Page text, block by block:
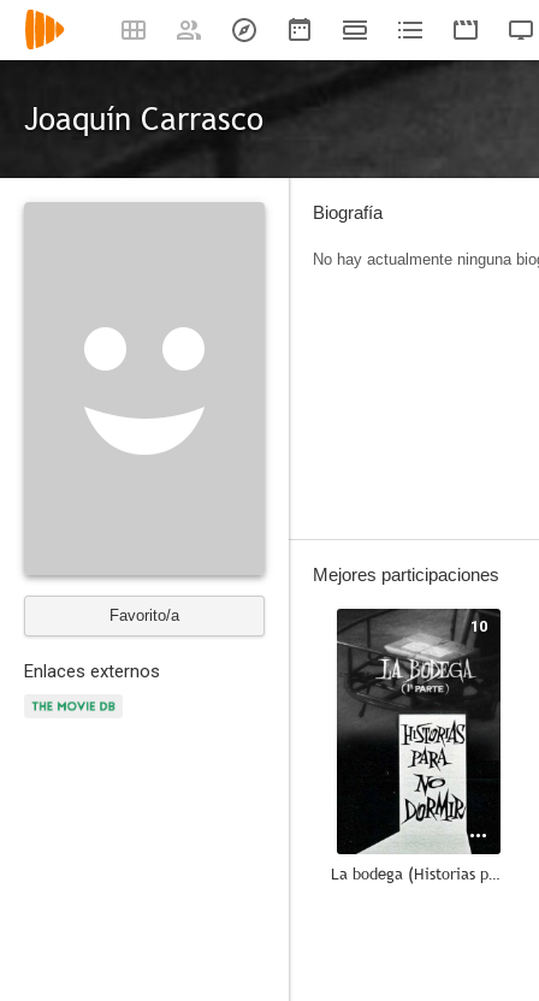
Joaquín Carrasco
Favorito/a
Enlaces externos
Biografía
No hay actualmente ninguna
Mejores participaciones
10
La bodega (Historias para no dormir)